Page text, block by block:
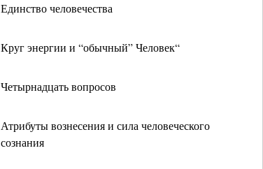
Единство человечества
Круг энергии и “обычный” Человек“
Четырнадцать вопросов
Атрибуты вознесения и сила человеческого
сознания